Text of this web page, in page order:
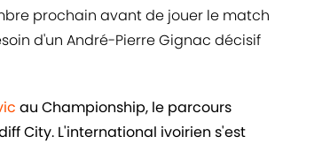
prochain avant de jouer le match
d'un André-Pierre Gignac décisif
au Championship, le parcours
City. L'international ivoirien s'est